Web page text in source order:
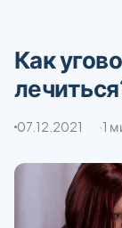
Как
07.12.2021 1